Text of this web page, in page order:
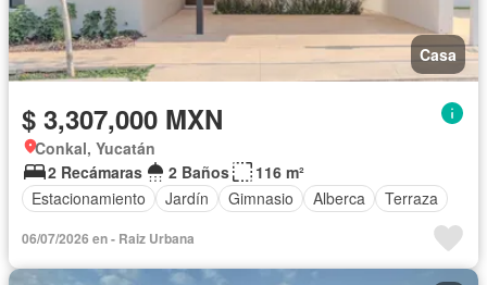
Casa
$ 3,307,000 MXN
Conkal, Yucatán
2 Recámaras
2 Baños
116 m²
Estacionamiento
Jardín Gimnasio Alberca Terraza
06/07/2026 en - Raiz Urbana